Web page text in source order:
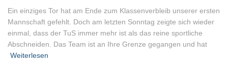
Ein einziges Tor hat am Ende zum Klassenverbleib unserer ersten
Mannschaft gefehlt. Doch am letzten Sonntag zeigte sich wieder
einmal, dass der TuS immer mehr ist als das reine sportliche
Abschneiden. Das Team ist an Ihre Grenze gegangen und hat
Weiterlesen